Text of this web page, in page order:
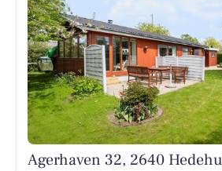
Agerhaven 32, 2640